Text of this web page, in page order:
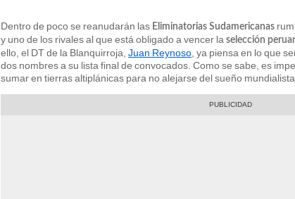
Dentro de poco se reanudarán las Eliminatorias Sudamericanas
y uno de los rivales al que está obligado a vencer la selección
ello, el DT de la Blanquirroja, Juan Reynoso , ya piensa en lo que
dos nombres a su lista final de convocados. Como se sabe, es
sumar en tierras altiplánicas para no alejarse del sueño mundialista.